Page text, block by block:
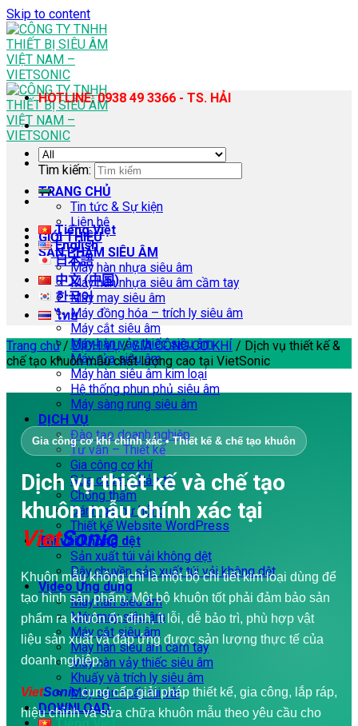
Skip to content
TRANG CHỦ
Tin tức & Sự kiện
Liên hệ
GIỚI THIỆU
SẢN PHẨM SIÊU ÂM
Máy hàn nhựa siêu âm
Máy hàn nhựa siêu âm cầm tay
Máy may siêu âm
Máy đồng hóa – trích ly siêu âm
Máy cắt siêu âm
Máy hàn vảy thiếc siêu âm
Máy rửa siêu âm
Máy hàn siêu âm kim loại
Hệ thống phun phủ siêu âm
Máy sàng rung siêu âm
DỊCH VỤ
Đào tạo doanh nghiệp
Tư vấn – Thiết kế
Gia công cơ khí
Sửa chữa – Bảo trì
Chống thấm
Đánh giá hư hỏng
Thiết kế Website WordPress
Túi vải không dệt
Sản xuất túi vải không dệt
Dây chuyền sản xuất túi vải không dệt
Video Ứng dụng
Máy hàn siêu âm
Máy may siêu âm
Máy cắt siêu âm
Máy hàn siêu âm cầm tay
Máy hàn vảy thiếc siêu âm
Khuấy và trích ly siêu âm
Máy sản xuất túi vải
DOWNLOAD
HOTLINE: 0938 49 3366 - TS. HẢI
Tìm kiếm:
Tiếng Việt
English
日本語
中文 (中国)
한국어
ไทย
Trang chủ / DỊCH VỤ / GIA CÔNG CƠ KHÍ / Dịch vụ thiết kế &
chế tạo khuôn mẫu chất lượng cao tại VietSonic
Gia công cơ khí chính xác • Thiết kế & chế tạo khuôn
Dịch vụ thiết kế và chế tạo
khuôn mẫu chính xác tại
VietSonic
Khuôn mẫu không chỉ là một bộ chi tiết kim loại dùng để
tạo hình sản phẩm. Một bộ khuôn tốt phải đảm bảo sản
phẩm ra khuôn ổn định, ít lỗi, dễ bảo trì, phù hợp vật
liệu sản xuất và đáp ứng được sản lượng thực tế của
doanh nghiệp.
VietSoniccung cấp giải pháp thiết kế, gia công, lắp ráp,
hiệu chỉnh và sửa chữa khuôn mẫu theo yêu cầu cho